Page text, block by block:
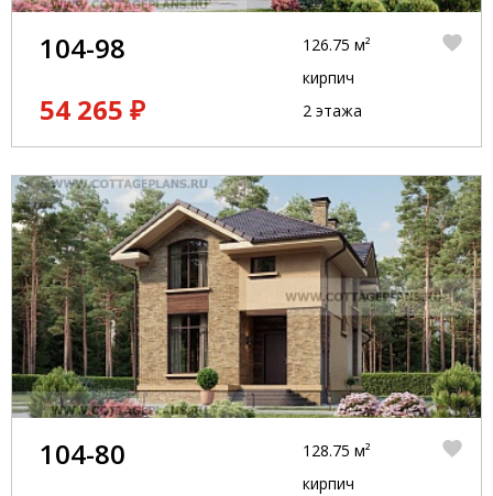
104-98
54 265 ₽
126.75 м²
кирпич
2 этажа
104-80
128.75 м²
кирпич